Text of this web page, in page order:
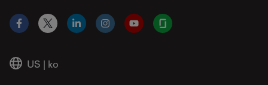
US | ko
Facebook
X LinkedInInstagramYouTubeGlassdoor